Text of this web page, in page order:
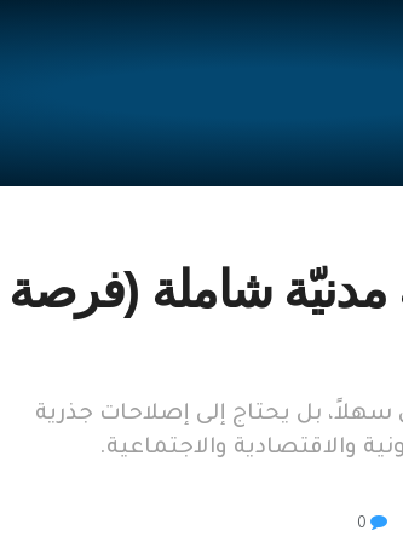
مدنيّة شاملة (فرصة
بل يحتاج إلى إصلاحات جذرية
والاقتصادية والاجتماعية.